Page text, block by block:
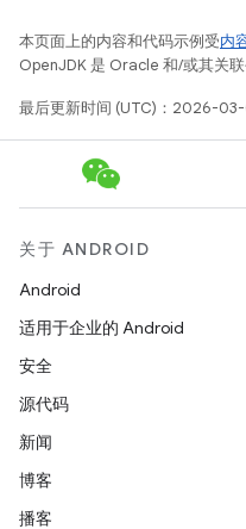
本页面上的内容和代码示例受内
OpenJDK 是 Oracle 和/或其关联
最后更新时间 (UTC)：2026-03-
关于 ANDROID
Android
适用于企业的 Android
安全
源代码
新闻
博客
播客